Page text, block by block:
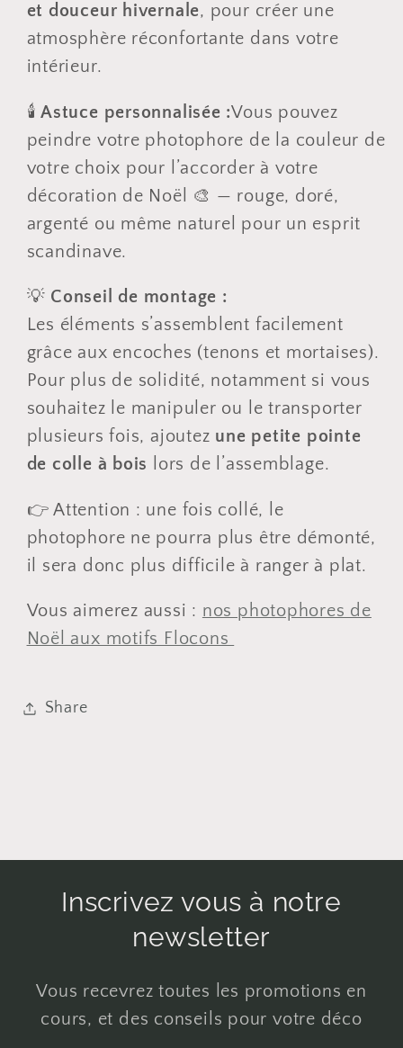
et douceur hivernale, pour créer une
atmosphère réconfortante dans votre
intérieur.
🕯️Astuce personnalisée :Vous pouvez
peindre votre photophore de la couleur de
votre choix pour l’accorder à votre
décoration de Noël 🎨 — rouge, doré,
argenté ou même naturel pour un esprit
scandinave.
💡 Conseil de montage :
Les éléments s’assemblent facilement
grâce aux encoches (tenons et mortaises).
Pour plus de solidité, notamment si vous
souhaitez le manipuler ou le transporter
plusieurs fois, ajoutez une petite pointe
de colle à bois
lors de l’assemblage.
👉 Attention : une fois collé, le
photophore ne pourra plus être démonté,
il sera donc plus difficile à ranger à plat.
Vous aimerez aussi : nos photophores de
Noël aux motifs Flocons
Share
Inscrivez vous à notre
newsletter
Vous recevrez toutes les promotions en
cours, et des conseils pour votre déco